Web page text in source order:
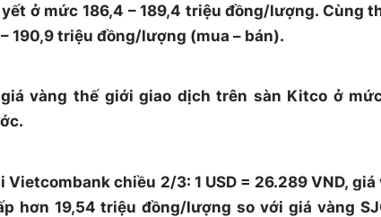
ở mức 186,4 – 189,4 triệu đồng/lượng. Cùng
190,9 triệu đồng/lượng (mua – bán).
vàng thế giới giao dịch trên sàn Kitco ở
chiều 2/3: 1 USD = 26.289 VND, giá
hơn 19,54 triệu đồng/lượng so với giá vàng